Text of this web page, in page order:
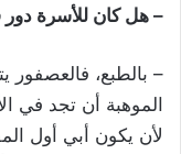
– هل كان للأسرة
– بالطبع، فالعصفور
الموهبة أن تجد في
لأن يكون أبي أول